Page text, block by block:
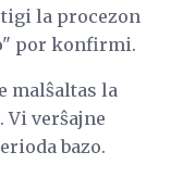
la procezon
por konfirmi.
malŝaltas la
Vi verŝajne
bazo.